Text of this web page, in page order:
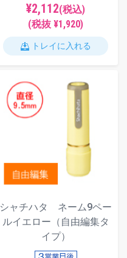
¥2,112(税込)
(税抜 ¥1,920)
トレイに入れる
シャチハタ ネーム9ペー
ルイエロー（自由編集タ
イプ）